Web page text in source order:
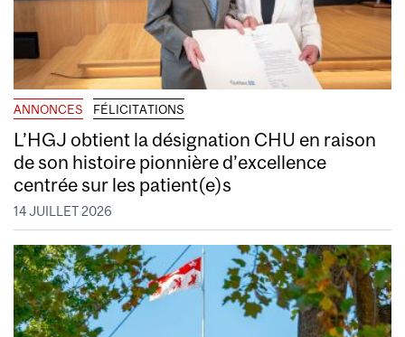
ANNONCES FÉLICITATIONS
L’HGJ obtient la désignation CHU en raison
de son histoire pionnière d’excellence
centrée sur les patient(e)s
14 JUILLET 2026